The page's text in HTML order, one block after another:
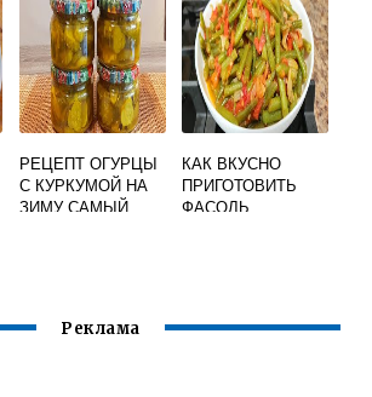
РЕЦЕПТ ОГУРЦЫ
С КУРКУМОЙ НА
ЗИМУ САМЫЙ
КАК ВКУСНО
ПРИГОТОВИТЬ
ФАСОЛЬ
Реклама